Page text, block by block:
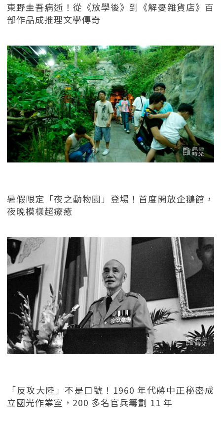
東野圭吾病逝！從《放學後》到《解憂雜貨店》百
部作品成推理文學傳奇
暑假限定「夜之動物園」登場！首度開放企鵝館，
夜晚模樣超療癒
「反攻大陸」不是口號！1960 年代蔣中正秘密成
立國光作業室，200 多名官兵籌劃 11 年